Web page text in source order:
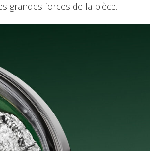
grandes forces de la pièce.